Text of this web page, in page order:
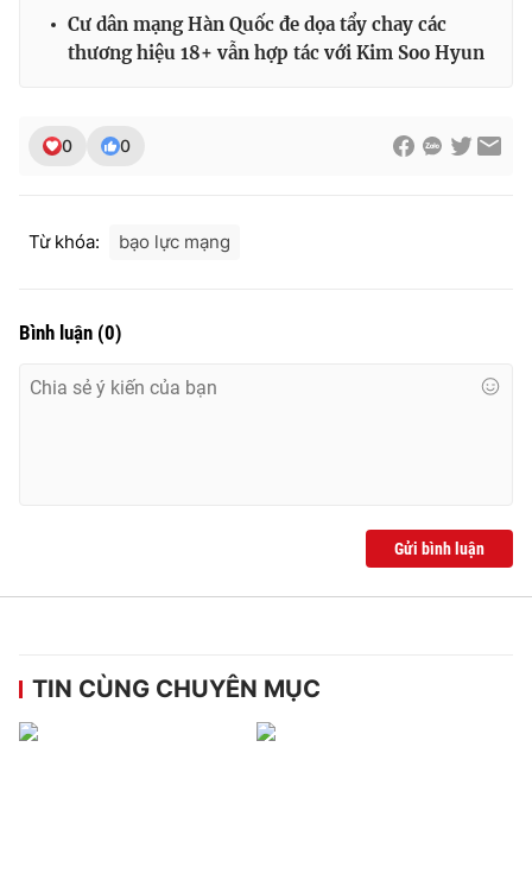
Cư dân mạng Hàn Quốc đe dọa tẩy chay các
thương hiệu 18+ vẫn hợp tác với Kim Soo Hyun
0 0
Từ khóa: bạo lực mạng
Bình luận (0)
Gửi bình luận
TIN CÙNG CHUYÊN MỤC